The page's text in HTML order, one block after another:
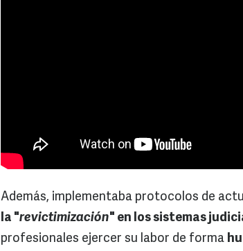
Además, implementaba protocolos de
la "revictimización" en los sistemas
profesionales ejercer su labor de forma